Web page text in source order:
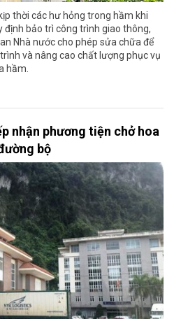
thời các hư hỏng trong hầm khi
bảo trì công trình giao thông,
Nhà nước cho phép sửa chữa để
và nâng cao chất lượng phục vụ
hầm.
nhận phương tiện chở hoa
bộ